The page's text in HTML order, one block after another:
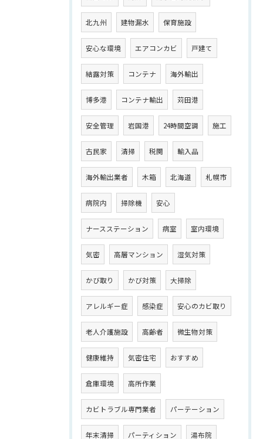
北九州 建物漏水 保育施設
安心な環境 エアコンカビ 戸建て
結露対策 コンテナ 海外輸出
博多港 コンテナ輸出 苅田港
安全管理 岩国港 24時間空調 施工
古民家 清掃 税関 輸入品
海外輸出業者 木箱 北海道 札幌市
病院内 掃除機 安心
ナースステーション 病室 室内環境
気密 高層マンション 湿気対策
かび取り かび対策 大掃除
アレルギー症 感染症 安心のカビ取り
老人介護施設 高齢者 微生物対策
健康維持 気密住宅 おすすめ
倉庫環境 高所作業
カビトラブル専門業者 パーテーション
年末清掃 パーティション 湯布院